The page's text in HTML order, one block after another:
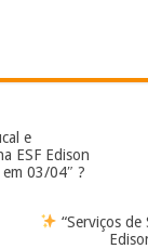
e
ESF Edison
03/04″ ?
“Serviços de